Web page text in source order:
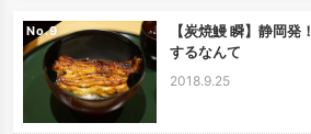
No.
【炭焼鰻 瞬】静岡発
するなんて
2018.9.25